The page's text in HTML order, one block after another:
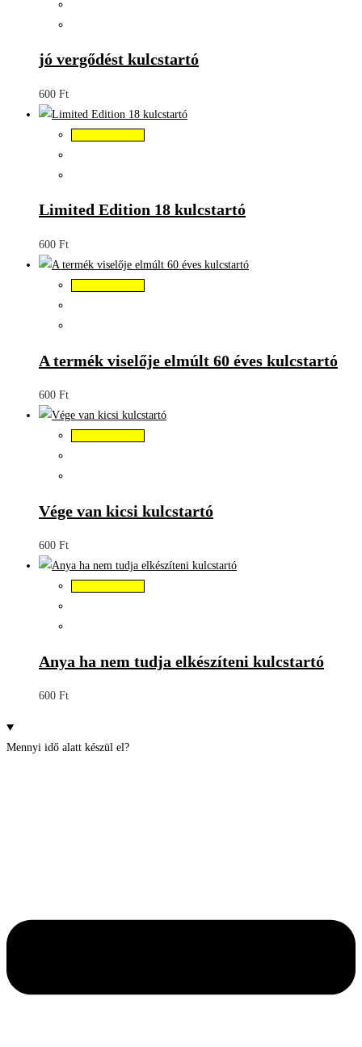
jó vergődést kulcstartó
600 Ft
Limited Edition 18 kulcstartó
600 Ft
A termék viselője elmúlt 60 éves kulcstartó
600 Ft
Vége van kicsi kulcstartó
600 Ft
Anya ha nem tudja elkészíteni kulcstartó
600 Ft
Mennyi idő alatt készül el?